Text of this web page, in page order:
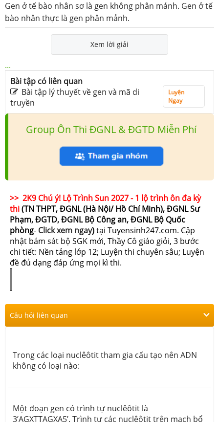
Gen ở tế bào nhân sơ là gen không phân mảnh. Gen ở tế
bào nhân thực là gen phân mảnh.
Xem lời giải
...
Bài tập có liên quan
Bài tập lý thuyết về gen và mã di
truyền
Luyện
Ngay
Group Ôn Thi ĐGNL & ĐGTD Miễn Phí
>> 2K9 Chú ý! Lộ Trình Sun 2027 - 1 lộ trình ôn đa kỳ
thi(TN THPT, ĐGNL (Hà Nội/ Hồ Chí Minh), ĐGNL Sư
Phạm, ĐGTD, ĐGNL Bộ Công an, ĐGNL Bộ Quốc
phòng- Click xem ngay)tại Tuyensinh247.com. Cập
nhật bám sát bộ SGK mới, Thầy Cô giáo giỏi, 3 bước
chi tiết: Nền tảng lớp 12; Luyện thi chuyên sâu; Luyện
đề đủ dạng đáp ứng mọi kì thi.
Câu hỏi liên quan
Trong các loại nuclêôtit tham gia cấu tạo nên ADN
không có loại nào:
Một đoạn gen có trình tự nuclêôtit là
3’AGXTTAGXA5’. Trình tự các nuclêôtit trên mạch bổ